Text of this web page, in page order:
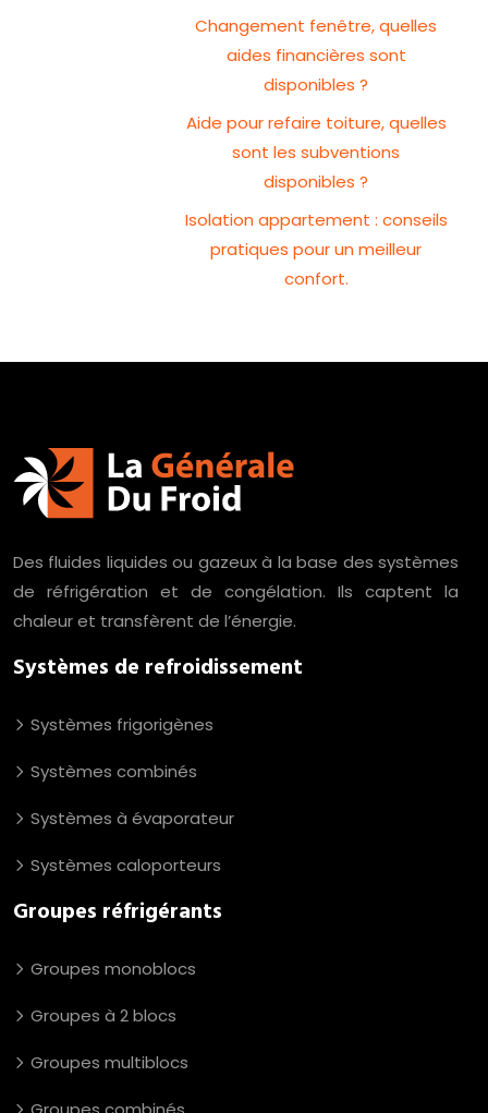
Changement fenêtre, quelles
aides financières sont
disponibles ?
Aide pour refaire toiture, quelles
sont les subventions
disponibles ?
Isolation appartement : conseils
pratiques pour un meilleur
confort.
Des fluides liquides ou gazeux à la base des systèmes
de réfrigération et de congélation. Ils captent la
chaleur et transfèrent de l’énergie.
Systèmes de refroidissement
Systèmes frigorigènes
Systèmes combinés
Systèmes à évaporateur
Systèmes caloporteurs
Groupes réfrigérants
Groupes monoblocs
Groupes à 2 blocs
Groupes multiblocs